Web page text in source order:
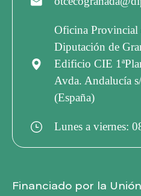
Oficina Provincial
Diputación de
Edificio CIE
Avda. Andalucía
(España)
Lunes a viernes:
Financiado por la